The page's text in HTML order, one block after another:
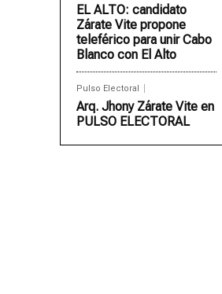
EL ALTO: candidato
Zárate Vite propone
teleférico para unir Cabo
Blanco con El Alto
Pulso Electoral
Arq. Jhony Zárate Vite en
PULSO ELECTORAL